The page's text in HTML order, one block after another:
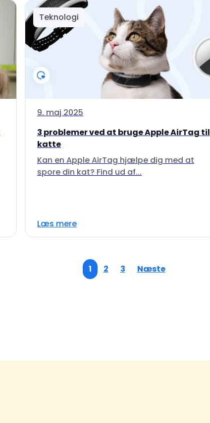
Teknologi
9. maj 2025
3 problemer ved at bruge Apple AirTag til
katte
Kan en Apple AirTag hjælpe dig med at
spore din kat? Find ud af...
Læs mere
1 2 3 Næste